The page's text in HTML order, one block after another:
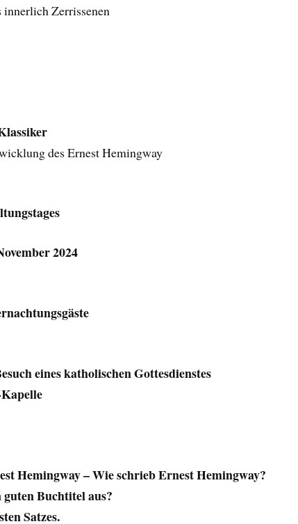
innerlich Zerrissenen
des Ernest Hemingway
2024
eines katholischen Gottesdienstes
Hemingway – Wie schrieb Ernest Hemingway?
guten Buchtitel aus?
Satzes.